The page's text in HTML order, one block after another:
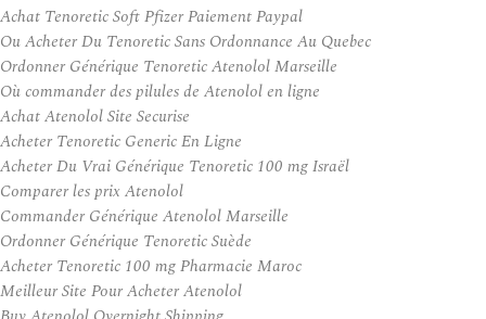
Achat Tenoretic Soft Pfizer Paiement Paypal
Ou Acheter Du Tenoretic Sans Ordonnance Au Quebec
Ordonner Générique Tenoretic Atenolol Marseille
Où commander des pilules de Atenolol en ligne
Achat Atenolol Site Securise
Acheter Tenoretic Generic En Ligne
Acheter Du Vrai Générique Tenoretic 100 mg Israël
Comparer les prix Atenolol
Commander Générique Atenolol Marseille
Ordonner Générique Tenoretic Suède
Acheter Tenoretic 100 mg Pharmacie Maroc
Meilleur Site Pour Acheter Atenolol